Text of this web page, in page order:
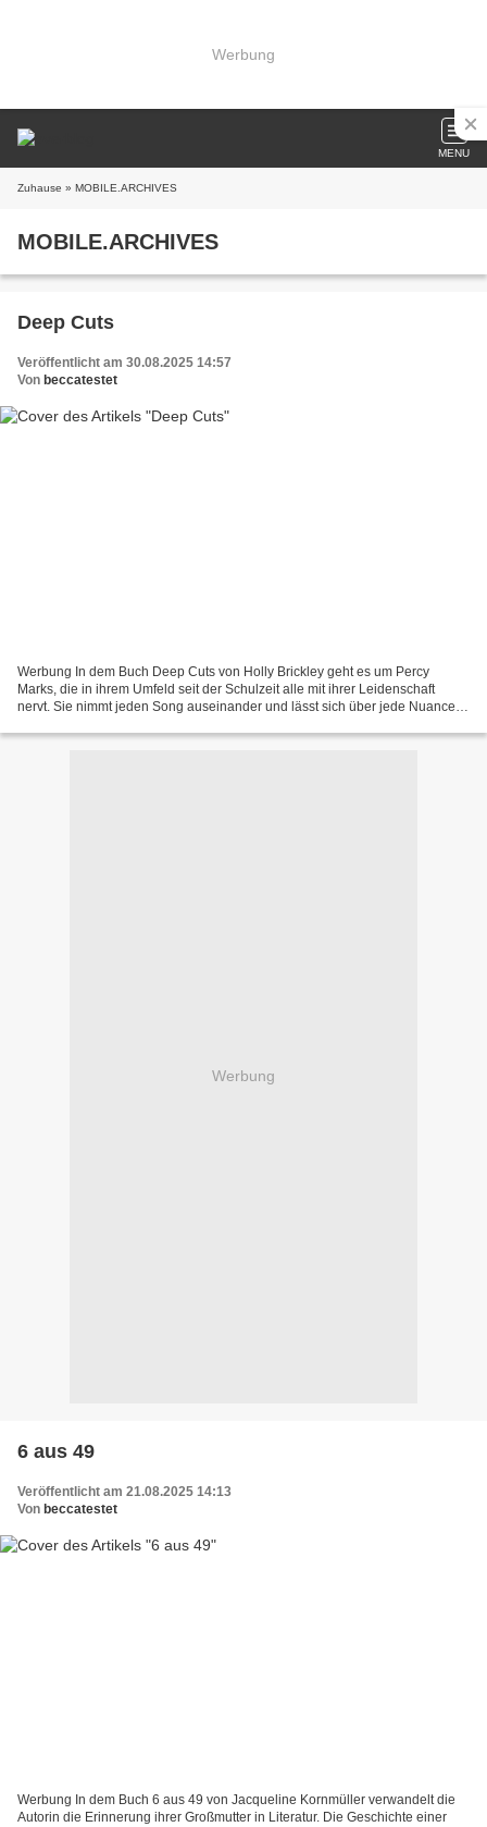
Werbung
MENU
Zuhause » MOBILE.ARCHIVES
MOBILE.ARCHIVES
Deep Cuts
Veröffentlicht am 30.08.2025 14:57
Von beccatestet
Werbung In dem Buch Deep Cuts von Holly Brickley geht es um Percy
Marks, die in ihrem Umfeld seit der Schulzeit alle mit ihrer Leidenschaft
nervt. Sie nimmt jeden Song auseinander und lässt sich über jede Nuance
Werbung
6 aus 49
Veröffentlicht am 21.08.2025 14:13
Von beccatestet
Werbung In dem Buch 6 aus 49 von Jacqueline Kornmüller verwandelt die
Autorin die Erinnerung ihrer Großmutter in Literatur. Die Geschichte einer